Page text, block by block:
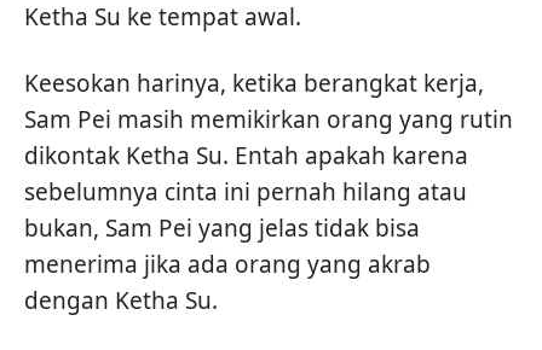
Ketha Su ke tempat awal.
Keesokan harinya, ketika berangkat kerja,
Sam Pei masih memikirkan orang yang rutin
dikontak Ketha Su. Entah apakah karena
sebelumnya cinta ini pernah hilang atau
bukan, Sam Pei yang jelas tidak bisa
menerima jika ada orang yang akrab
dengan Ketha Su.